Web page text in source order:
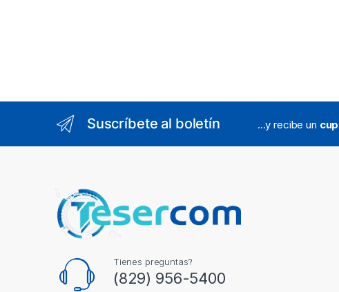
Suscríbete al boletín ...y recibe un
Tienes preguntas?
(829) 956-5400